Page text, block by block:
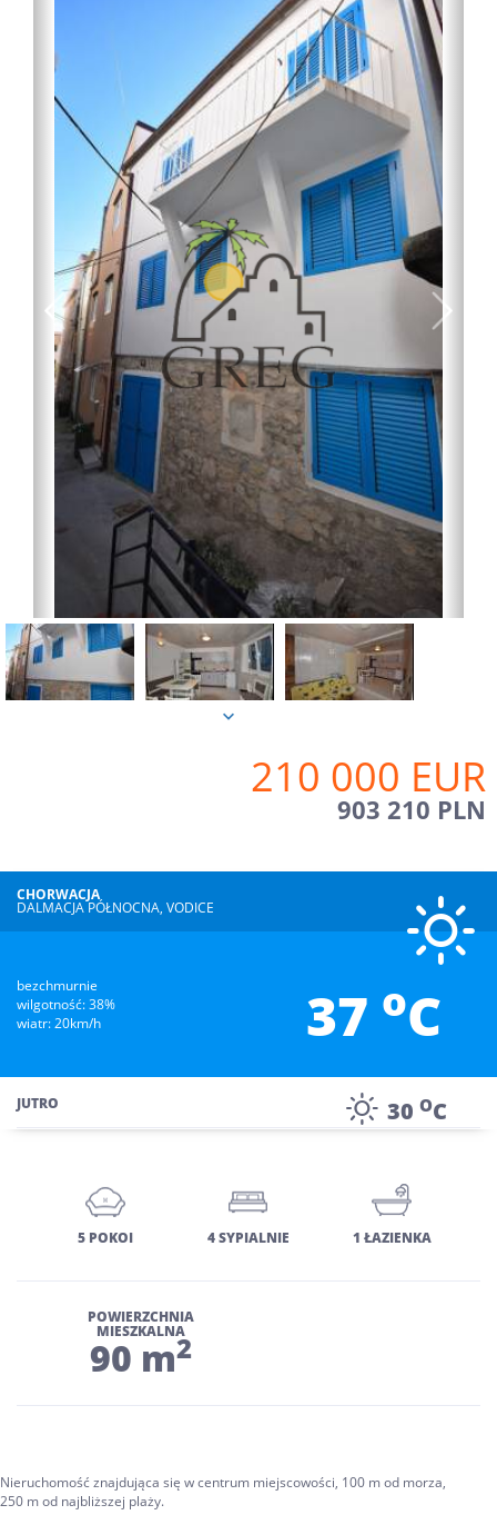
210 000 EUR
903 210 PLN
CHORWACJA
DALMACJA PÓŁNOCNA, VODICE
bezchmurnie
wilgotność: 38%
wiatr: 20km/h
37 oC
JUTRO 30 OC
5 POKOI 4 SYPIALNIE 1 ŁAZIENKA
POWIERZCHNIA
MIESZKALNA
90 m2
Nieruchomość znajdująca się w centrum miejscowości, 100 m od morza,
250 m od najbliższej plaży.